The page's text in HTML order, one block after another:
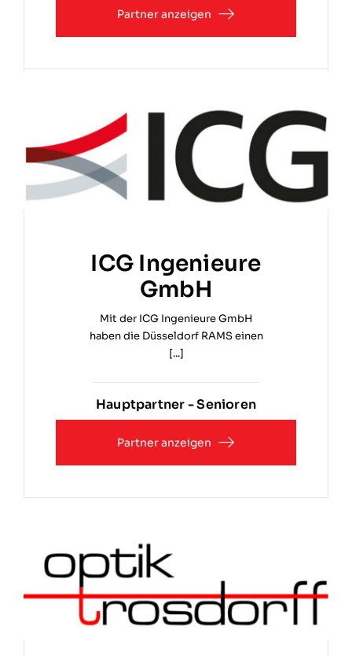
Partner anzeigen
ICG Ingenieure
GmbH
Mit der ICG Ingenieure GmbH
haben die Düsseldorf RAMS einen
[...]
Hauptpartner - Senioren
Partner anzeigen